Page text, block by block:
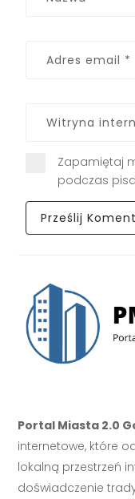
Zapamiętaj
podczas
Portal Miasta 2.0
internetowe, które
lokalną przestrzeń
doświadczenie